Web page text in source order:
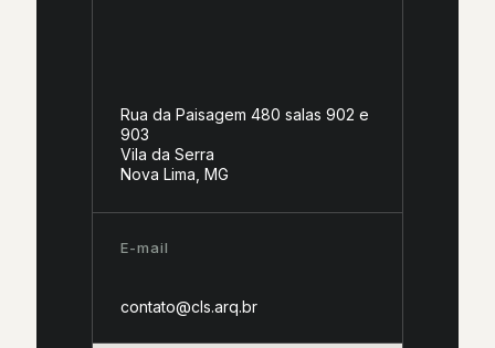
Rua da Paisagem 480 salas 902 e
903
Vila da Serra
Nova Lima, MG
E-mail
contato@cls.arq.br